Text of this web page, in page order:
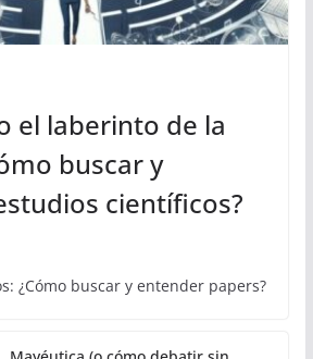
el laberinto de la
buscar y
científicos?
¿Cómo buscar y entender papers?